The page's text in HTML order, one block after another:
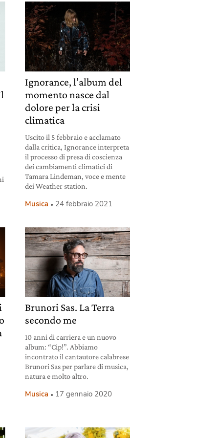
Ignorance, l’album del
momento nasce dal
dolore per la crisi
climatica
Uscito il 5 febbraio e acclamato
dalla critica, Ignorance interpreta
il processo di presa di coscienza
dei cambiamenti climatici di
Tamara Lindeman, voce e mente
dei Weather station.
Musica 24 febbraio 2021
Brunori Sas. La Terra
secondo me
10 anni di carriera e un nuovo
album: “Cip!”. Abbiamo
incontrato il cantautore calabrese
Brunori Sas per parlare di musica,
natura e molto altro.
Musica 17 gennaio 2020